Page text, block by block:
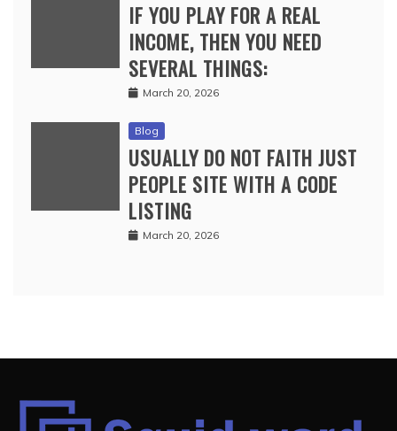
IF YOU PLAY FOR A REAL
INCOME, THEN YOU NEED
SEVERAL THINGS:
March 20, 2026
Blog
USUALLY DO NOT FAITH JUST
PEOPLE SITE WITH A CODE
LISTING
March 20, 2026